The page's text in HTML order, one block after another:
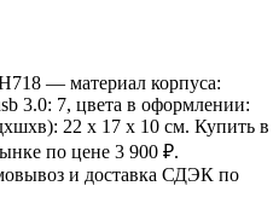
— материал корпуса:
3.0: 7, цвета в оформлении:
22 x 17 x 10 см. Купить в
по цене 3 900 ₽.
и доставка СДЭК по